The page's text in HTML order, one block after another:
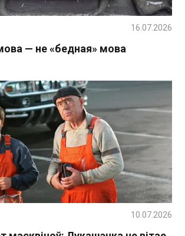
— не «бедная» мова
16.07.2026
10.07.2026